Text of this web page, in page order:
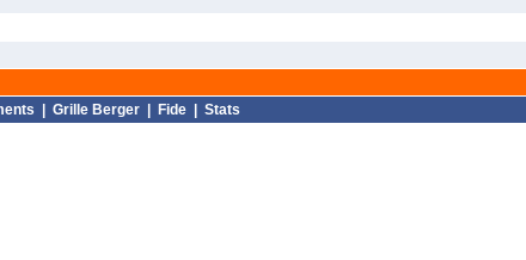
Grille Berger| Fide| Stats